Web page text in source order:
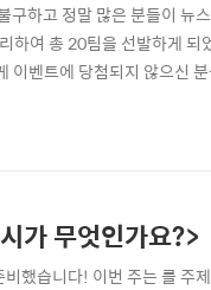
하고 정말 많은 분들이 뉴
여 총 20팀을 선발하게
벤트에 당첨되지 않으신
뒷자리 1 김진미 4585 2
가 무엇인가요?>
했습니다! 이번 주는 를 주